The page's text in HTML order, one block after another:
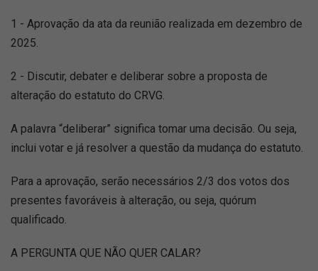
1 - Aprovação da ata da reunião realizada em dezembro de
2025.
2 - Discutir, debater e deliberar sobre a proposta de
alteração do estatuto do CRVG.
A palavra “deliberar” significa tomar uma decisão. Ou seja,
inclui votar e já resolver a questão da mudança do estatuto.
Para a aprovação, serão necessários 2/3 dos votos dos
presentes favoráveis à alteração, ou seja, quórum
qualificado.
A PERGUNTA QUE NÃO QUER CALAR?